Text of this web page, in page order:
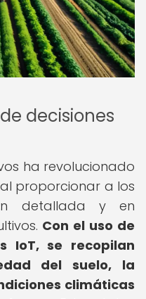
decisiones
ha revolucionado
proporcionar a los
detallada y en
Con el uso de
IoT, se recopilan
del suelo, la
climáticas